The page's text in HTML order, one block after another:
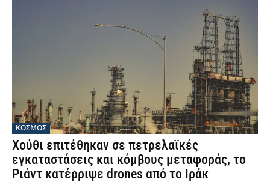
ΚΟΣΜΟΣ
Χούθι επιτέθηκαν σε πετρελαϊκές
εγκαταστάσεις και κόμβους μεταφοράς, το
Ριάντ κατέρριψε drones από το Ιράκ